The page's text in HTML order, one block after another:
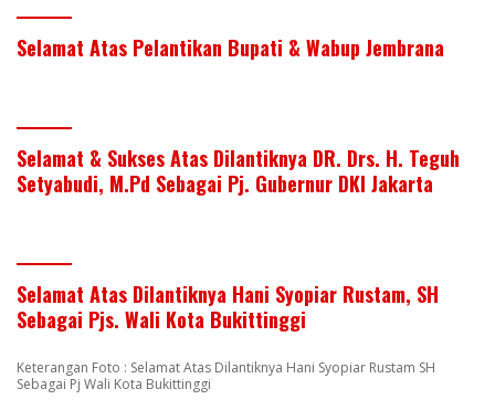
Selamat Atas Pelantikan Bupati & Wabup Jembrana
Selamat & Sukses Atas Dilantiknya DR. Drs. H. Teguh
Setyabudi, M.Pd Sebagai Pj. Gubernur DKI Jakarta
Selamat Atas Dilantiknya Hani Syopiar Rustam, SH
Sebagai Pjs. Wali Kota Bukittinggi
Keterangan Foto : Selamat Atas Dilantiknya Hani Syopiar Rustam SH
Sebagai Pj Wali Kota Bukittinggi